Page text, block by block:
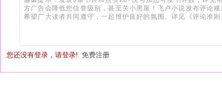
您还没有登录，请登录! 免费注册